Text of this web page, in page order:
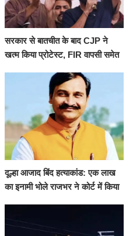
सरकार से बातचीत के बाद CJP ने
खत्म किया प्रोटेस्ट, FIR वापसी समेत
दूल्हा आजाद बिंद हत्याकांड: एक लाख
का इनामी भोले राजभर ने कोर्ट में किया